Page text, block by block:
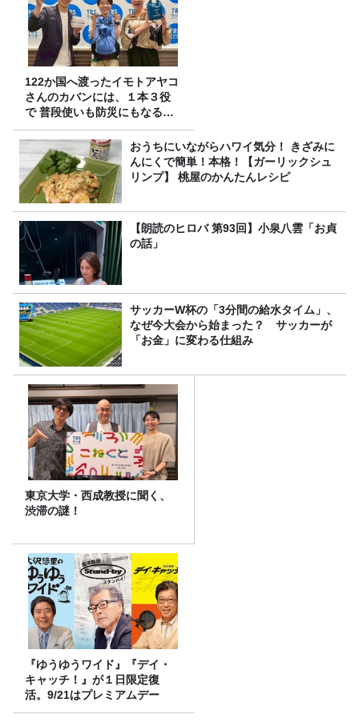
122か国へ渡ったイモトアヤコ
さんのカバンには、１本３役
で 普段使いも防災にもなる最
強の棒が入っていた！
おうちにいながらハワイ気分！ きざみに
んにくで簡単！本格！【ガーリックシュ
リンプ】 桃屋のかんたんレシピ
【朗読のヒロバ 第93回】小泉八雲「お貞
の話」
サッカーW杯の「3分間の給水タイム」、
なぜ今大会から始まった？ サッカーが
「お金」に変わる仕組み
東京大学・西成教授に聞く、
渋滞の謎！
『ゆうゆうワイド』『デイ・
キャッチ！』が１日限定復
活。9/21はプレミアムデー